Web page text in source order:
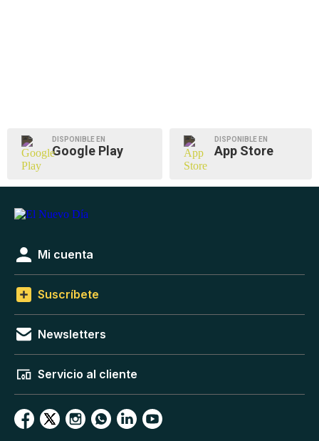
DISPONIBLE EN
Google Play
DISPONIBLE EN
App Store
Mi cuenta
Suscríbete
Newsletters
Servicio al cliente